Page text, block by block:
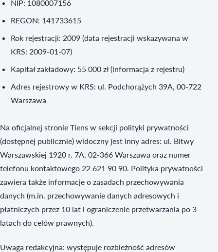
NIP: 1080007156
REGON: 141733615
Rok rejestracji: 2009 (data rejestracji wskazywana w
KRS: 2009-01-07)
Kapitał zakładowy: 55 000 zł (informacja z rejestru)
Adres rejestrowy w KRS: ul. Podchorążych 39A, 00-722
Warszawa
Na oficjalnej stronie Tiens w sekcji polityki prywatności
(dostępnej publicznie) widoczny jest inny adres: ul. Bitwy
Warszawskiej 1920 r. 7A, 02-366 Warszawa oraz numer
telefonu kontaktowego 22 621 90 90. Polityka prywatności
zawiera także informacje o zasadach przechowywania
danych (m.in. przechowywanie danych adresowych i
płatniczych przez 10 lat i ograniczenie przetwarzania po 3
latach do celów prawnych).
Uwaga redakcyjna: występuje rozbieżność adresów